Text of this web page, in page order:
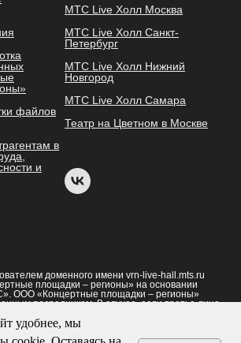
удобнее, мы
файлов
в
и
МТС Live Холл Москва
МТС Live Холл Санкт-
Петербург
МТС Live Холл Нижний
Новгород
МТС Live Холл Самара
Театр на Цветном в Москве
доменного имени vrn-live-hall.mts.ru
площадки – регионы» на основании
ООО «Концертные площадки – регионы»
посредником. В случае, если третье лицо
собственности нарушаются, он
по адресу: ООО «Концертные площадки